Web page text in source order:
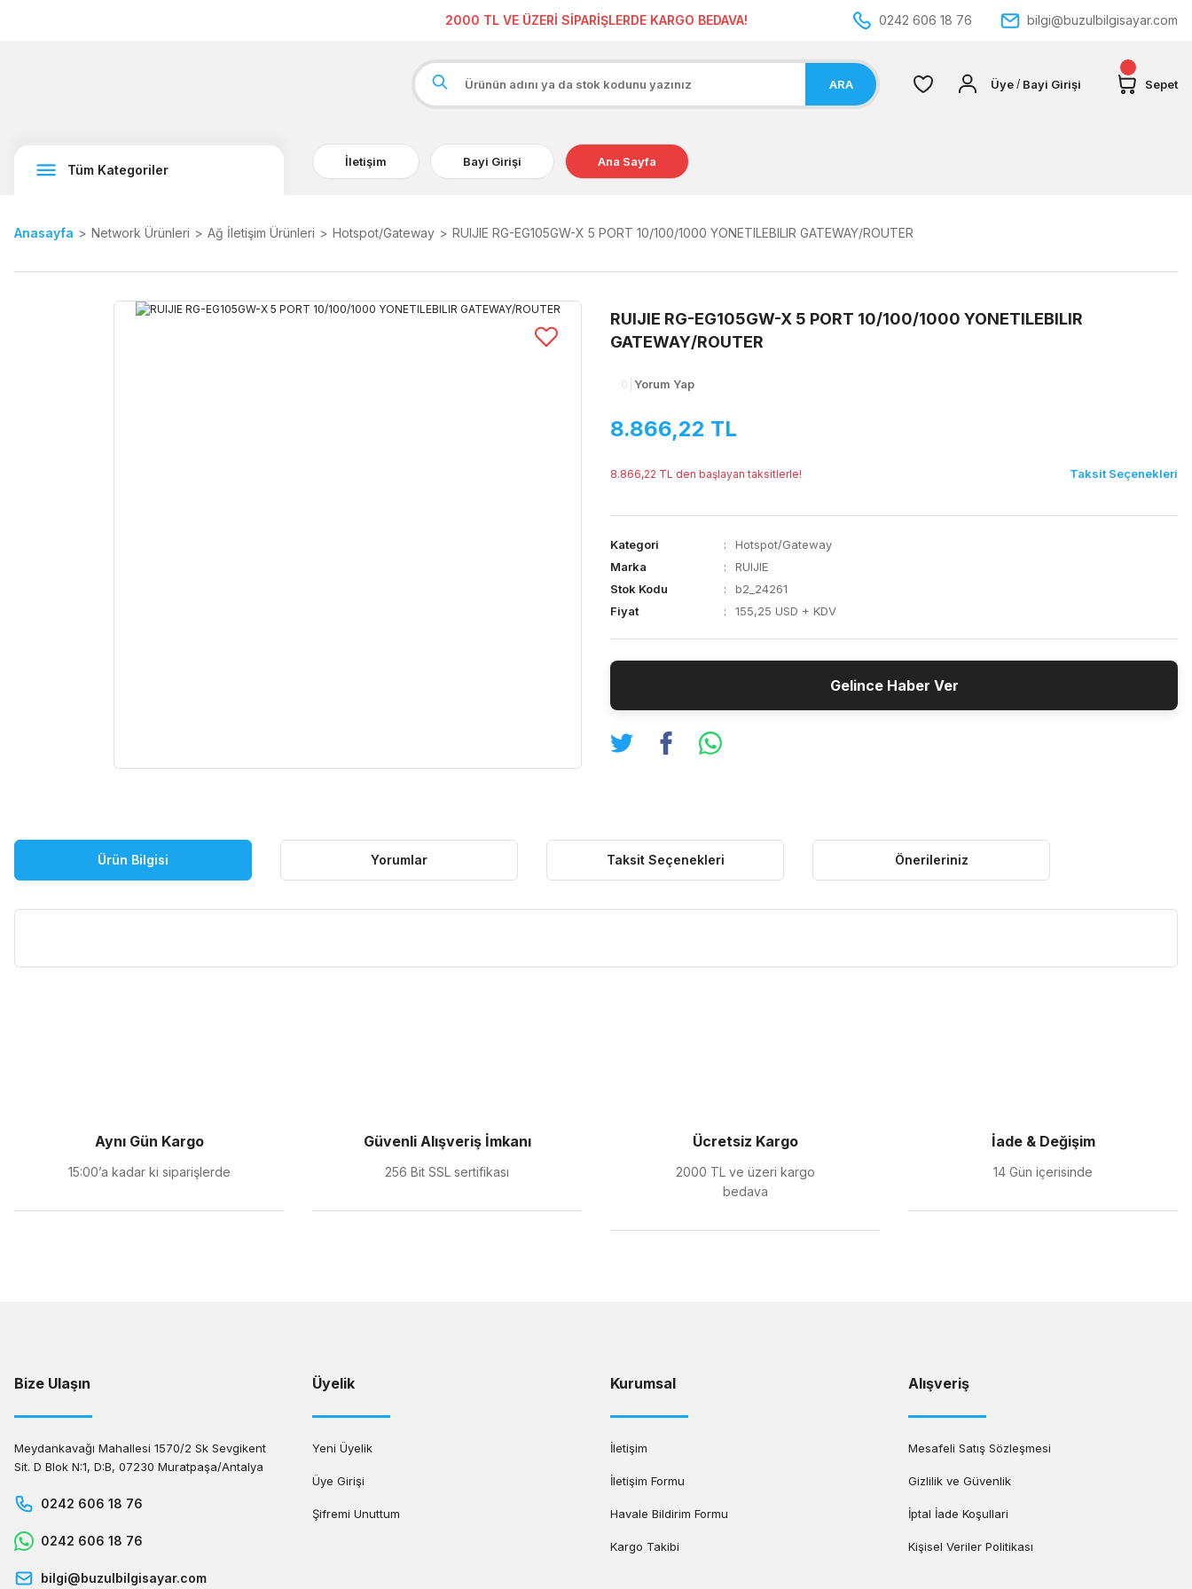
2000 TL VE ÜZERİ SİPARİŞLERDE KARGO BEDAVA! 0242 606 18 76 bilgi@buzulbilgisayar.com
ARA Üye / Bayi Girişi Sepet
Tüm Kategoriler
İletişim Bayi Girişi Ana Sayfa
Anasayfa Network Ürünleri Ağ İletişim Ürünleri Hotspot/Gateway RUIJIE RG-EG105GW-X 5 PORT 10/100/1000 YONETILEBILIR GATEWAY/ROUTER
RUIJIE RG-EG105GW-X 5 PORT 10/100/1000 YONETILEBILIR
GATEWAY/ROUTER
0 Yorum Yap
8.866,22 TL
8.866,22 TL den başlayan taksitlerle! Taksit Seçenekleri
Kategori
Hotspot/Gateway
Marka
RUIJIE
Stok Kodu
b2_24261
Fiyat
155,25 USD + KDV
Gelince Haber Ver
Ürün Bilgisi Yorumlar Taksit Seçenekleri Önerileriniz
Ürün fiyatı diğer sitelerden daha pahalı.
Bu ürüne benzer farklı alternatifler olmalı.
Aynı Gün Kargo
15:00’a kadar ki siparişlerde
Güvenli Alışveriş İmkanı
256 Bit SSL sertifikası
Ücretsiz Kargo
2000 TL ve üzeri kargo
bedava
İade & Değişim
14 Gün içerisinde
Bize Ulaşın
Meydankavağı Mahallesi 1570/2 Sk Sevgikent
Sit. D Blok N:1, D:B, 07230 Muratpaşa/Antalya
0242 606 18 76
0242 606 18 76
bilgi@buzulbilgisayar.com
Üyelik
Yeni Üyelik
Üye Girişi
Şifremi Unuttum
Kurumsal
İletişim
İletişim Formu
Havale Bildirim Formu
Kargo Takibi
Alışveriş
Mesafeli Satış Sözleşmesi
Gizlilik ve Güvenlik
İptal İade Koşullari
Kişisel Veriler Politikası